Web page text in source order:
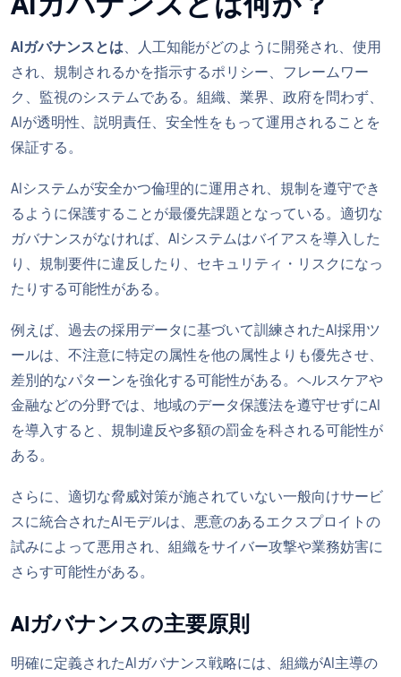
AIガバナンスとは、人工知能がどのように開発され、使用
され、規制されるかを指示するポリシー、フレームワー
ク、監視のシステムである。組織、業界、政府を問わず、
AIが透明性、説明責任、安全性をもって運用されることを
保証する。
AIシステムが安全かつ倫理的に運用され、規制を遵守でき
るように保護することが最優先課題となっている。適切な
ガバナンスがなければ、AIシステムはバイアスを導入した
り、規制要件に違反したり、セキュリティ・リスクになっ
たりする可能性がある。
例えば、過去の採用データに基づいて訓練されたAI採用ツ
ールは、不注意に特定の属性を他の属性よりも優先させ、
差別的なパターンを強化する可能性がある。ヘルスケアや
金融などの分野では、地域のデータ保護法を遵守せずにAI
を導入すると、規制違反や多額の罰金を科される可能性が
ある。
さらに、適切な脅威対策が施されていない一般向けサービ
スに統合されたAIモデルは、悪意のあるエクスプロイトの
試みによって悪用され、組織をサイバー攻撃や業務妨害に
さらす可能性がある。
AIガバナンスの主要原則
明確に定義されたAIガバナンス戦略には、組織がAI主導の